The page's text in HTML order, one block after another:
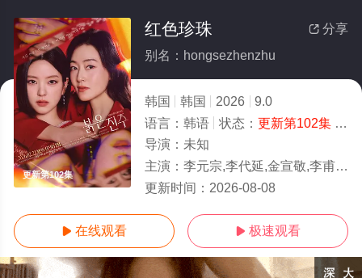
更新第102集
 分享
红色珍珠
别名：hongsezhenzhu
韩国 韩国 2026
9.0
语言： 韩语 状态： 更新第102集- 免费在线观看
导演： 未知
主演： 李元宗,李代延,金宣敬,李甫姫,朴真熙,韩振熙,李应敬,金惠仙,이정용,채빈
更新时间： 2026-08-08
 在线观看  极速观看